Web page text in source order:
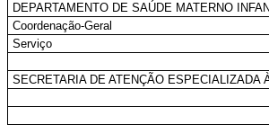
DEPARTAMENTO DE SAÚDE MATERNO
Coordenação-Geral
Serviço
SECRETARIA DE ATENÇÃO ESPECIALIZADA